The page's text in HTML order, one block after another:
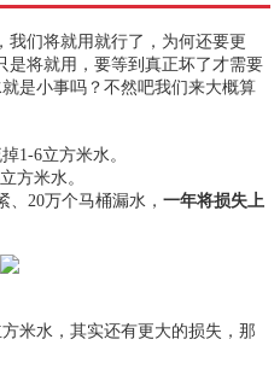
我们将就用就行了，为何还要更
是将就用，要等到真正坏了才需要
是小事吗？不然吧我们来大概算
1-6立方米水。
方米水。
、20万个马桶漏水， 一年将损失上
米水，其实还有更大的损失，那